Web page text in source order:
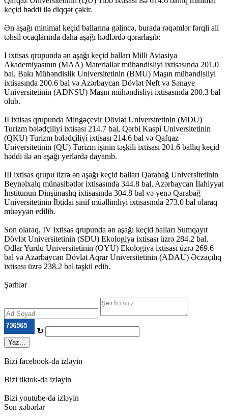
keçid həddi ilə diqqət çəkir.
Ən aşağı minimal keçid ballarına gəlincə, burada rəqəmlər fərqli ali
təhsil ocaqlarında daha aşağı hədlərdə qərarlaşıb:
I ixtisas qrupunda ən aşağı keçid balları Milli Aviasiya
Akademiyasının (MAA) Materiallar mühəndisliyi ixtisasında 201.0
bal, Bakı Mühəndislik Universitetinin (BMU) Maşın mühəndisliyi
ixtisasında 200.6 bal və Azərbaycan Dövlət Neft və Sənaye
Universitetinin (ADNSU) Maşın mühəndisliyi ixtisasında 200.3 bal
olub.
II ixtisas qrupunda Mingəçevir Dövlət Universitetinin (MDU)
Turizm bələdçiliyi ixtisası 214.7 bal, Qərbi Kaspi Universitetinin
(QKU) Turizm bələdçiliyi ixtisası 214.6 bal və Qafqaz
Universitetinin (QU) Turizm işinin təşkili ixtisası 201.6 ballıq keçid
həddi ilə ən aşağı yerlərdə dayanıb.
III ixtisas qrupu üzrə ən aşağı keçid balları Qarabağ Universitetinin
Beynəlxalq münasibətlər ixtisasında 344.8 bal, Azərbaycan İlahiyyat
İnstitunun Dinşünaslıq ixtisasında 304.8 bal və yenə Qarabağ
Universitetinin İbtidai sinif müəllimliyi ixtisasında 273.0 bal olaraq
müəyyən edilib.
Son olaraq, IV ixtisas qrupunda ən aşağı keçid balları Sumqayıt
Dövlət Universitetinin (SDU) Ekologiya ixtisası üzrə 284.2 bal,
Odlar Yurdu Universitetinin (OYU) Ekologiya ixtisası üzrə 269.6
bal və Azərbaycan Dövlət Aqrar Universitetinin (ADAU) Əczaçılıq
ixtisası üzrə 238.2 bal təşkil edib.
Şərhlər
↻
Yaz...
Bizi facebook-da izləyin
Bizi tiktok-da izləyin
Bizi youtube-da izləyin
Son xəbərlər